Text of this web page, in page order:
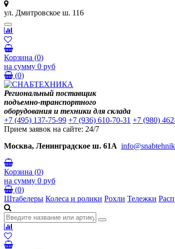
ул. Дмитровское ш. 116
Корзина (0)
на сумму 0 руб
(0)
Региональный поставщик
подъемно-транспортного
оборудования и техники для склада
+7 (495) 137-75-99 +7 (936) 610-70-31 +7 (980)
Прием заявок на сайте: 24/7
Москва, Ленинградское ш. 61А
Корзина (0)
на сумму 0 руб
(0)
Штабелеры Колеса и ролики Рохли Тележки